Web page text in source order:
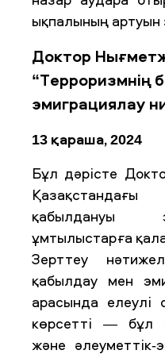
ықпалының артуын
Доктор
“Терроризмнің
эмиграциялау
13 қараша, 2024
Бұл дәрісте
қабылдануы
ұмтылыстарға
Зерттеу
қабылдау мен
арасында елеулі
көрсетті — бұл
және әлеуметтік-